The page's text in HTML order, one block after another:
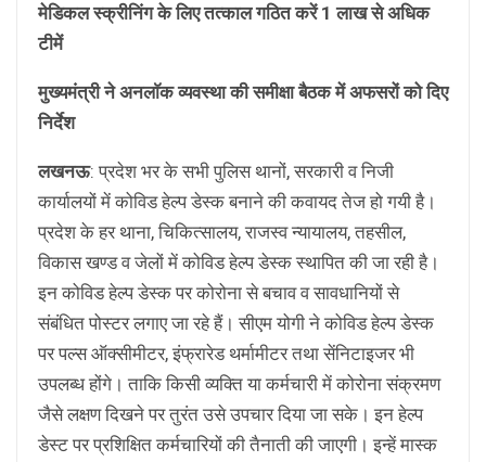
मेडिकल स्क्रीनिंग के लिए तत्काल गठित करें 1 लाख से अधिक
टीमें
मुख्यमंत्री ने अनलाॅक व्यवस्था की समीक्षा बैठक में अफसरों को दिए
निर्देश
लखनऊ: प्रदेश भर के सभी पुलिस थानों, सरकारी व निजी
कार्यालयों में कोविड हेल्प डेस्क बनाने की कवायद तेज हो गयी है।
प्रदेश के हर थाना, चिकित्सालय, राजस्व न्यायालय, तहसील,
विकास खण्ड व जेलों में कोविड हेल्प डेस्क स्थापित की जा रही है।
इन कोविड हेल्प डेस्क पर कोरोना से बचाव व सावधानियों से
संबंधित पोस्टर लगाए जा रहे हैं। सीएम योगी ने कोविड हेल्प डेस्क
पर पल्स ऑक्सीमीटर, इंफ्रारेड थर्मामीटर तथा सेंनिटाइजर भी
उपलब्ध होंगे। ताकि किसी व्यक्ति या कर्मचारी में कोरोना संक्रमण
जैसे लक्षण दिखने पर तुरंत उसे उपचार दिया जा सके। इन हेल्प
डेस्ट पर प्रशिक्षित कर्मचारियों की तैनाती की जाएगी। इन्हें मास्क